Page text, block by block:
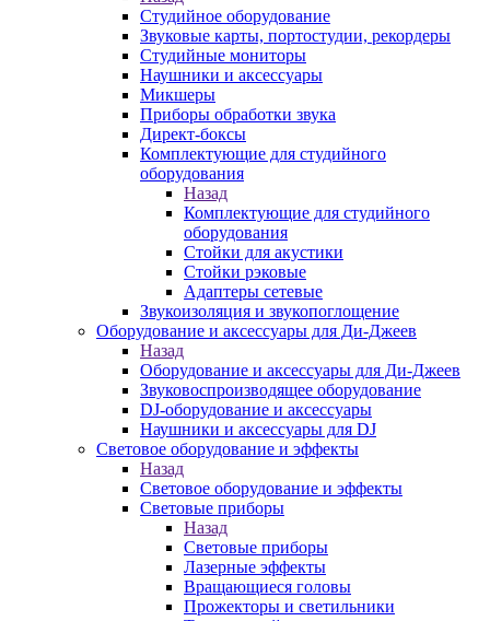
Студийное оборудование
Звуковые карты, портостудии, рекордеры
Студийные мониторы
Наушники и аксессуары
Микшеры
Приборы обработки звука
Директ-боксы
Комплектующие для студийного
оборудования
Назад
Комплектующие для студийного
оборудования
Стойки для акустики
Стойки рэковые
Адаптеры сетевые
Звукоизоляция и звукопоглощение
Оборудование и аксессуары для Ди-Джеев
Назад
Оборудование и аксессуары для Ди-Джеев
Звуковоспроизводящее оборудование
DJ-оборудование и аксессуары
Наушники и аксессуары для DJ
Световое оборудование и эффекты
Назад
Световое оборудование и эффекты
Световые приборы
Назад
Световые приборы
Лазерные эффекты
Вращающиеся головы
Прожекторы и светильники